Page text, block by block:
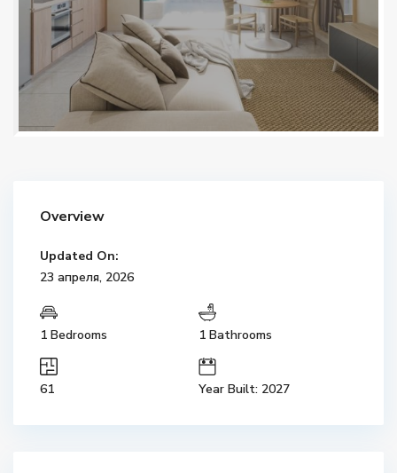
Overview
Updated On:
23 апреля, 2026
1 Bedrooms 1 Bathrooms
61 Year Built: 2027